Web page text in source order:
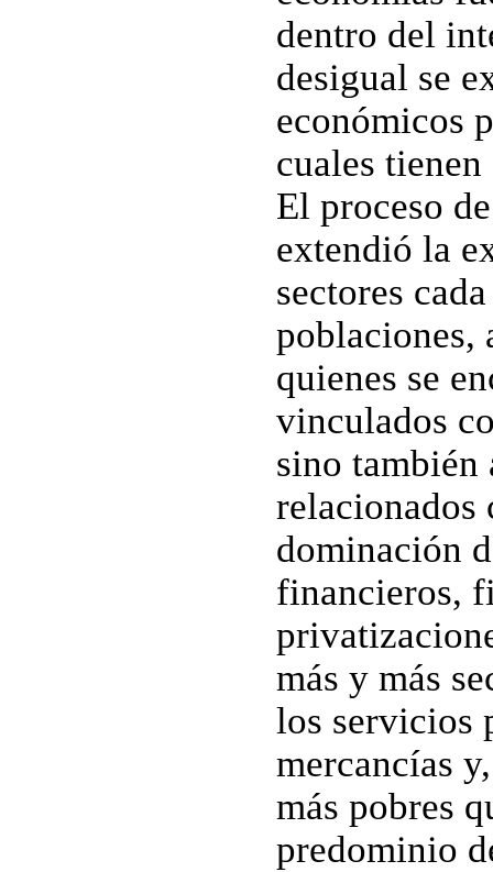
dentro del
desigual se
económicos
cuales
El proceso
extendió la
sectores
poblaciones,
quienes se
vinculados
sino también
relacionados
dominación
financieros,
más y más
los servicios
mercancías
más pobres
predominio